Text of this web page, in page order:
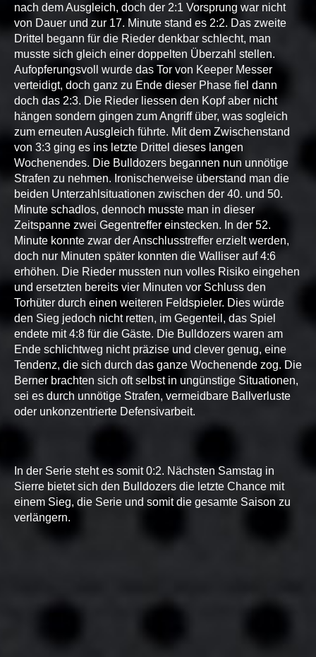
nach dem Ausgleich, doch der 2:1 Vorsprung war nicht
von Dauer und zur 17. Minute stand es 2:2. Das zweite
Drittel begann für die Rieder denkbar schlecht, man
musste sich gleich einer doppelten Überzahl stellen.
Aufopferungsvoll wurde das Tor von Keeper Messer
verteidigt, doch ganz zu Ende dieser Phase fiel dann
doch das 2:3. Die Rieder liessen den Kopf aber nicht
hängen sondern gingen zum Angriff über, was sogleich
zum erneuten Ausgleich führte. Mit dem Zwischenstand
von 3:3 ging es ins letzte Drittel dieses langen
Wochenendes. Die Bulldozers begannen nun unnötige
Strafen zu nehmen. Ironischerweise überstand man die
beiden Unterzahlsituationen zwischen der 40. und 50.
Minute schadlos, dennoch musste man in dieser
Zeitspanne zwei Gegentreffer einstecken. In der 52.
Minute konnte zwar der Anschlusstreffer erzielt werden,
doch nur Minuten später konnten die Walliser auf 4:6
erhöhen. Die Rieder mussten nun volles Risiko eingehen
und ersetzten bereits vier Minuten vor Schluss den
Torhüter durch einen weiteren Feldspieler. Dies würde
den Sieg jedoch nicht retten, im Gegenteil, das Spiel
endete mit 4:8 für die Gäste. Die Bulldozers waren am
Ende schlichtweg nicht präzise und clever genug, eine
Tendenz, die sich durch das ganze Wochenende zog. Die
Berner brachten sich oft selbst in ungünstige Situationen,
sei es durch unnötige Strafen, vermeidbare Ballverluste
oder unkonzentrierte Defensivarbeit.
In der Serie steht es somit 0:2. Nächsten Samstag in
Sierre bietet sich den Bulldozers die letzte Chance mit
einem Sieg, die Serie und somit die gesamte Saison zu
verlängern.